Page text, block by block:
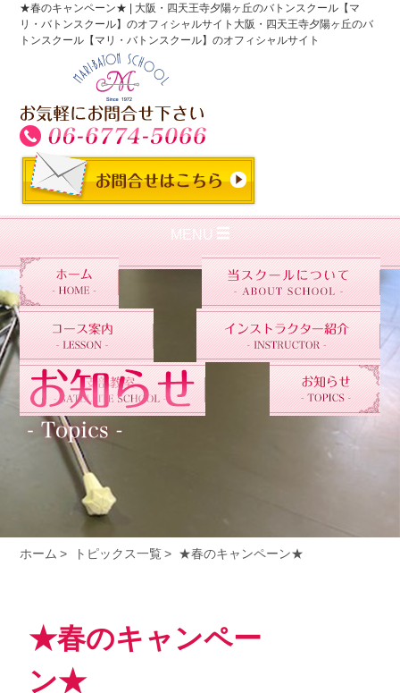
★春のキャンペーン★ | 大阪・四天王寺夕陽ヶ丘のバトンスクール【マ
リ・バトンスクール】のオフィシャルサイト大阪・四天王寺夕陽ヶ丘のバ
トンスクール【マリ・バトンスクール】のオフィシャルサイト
MENU
ホーム トピックス一覧 ★春のキャンペーン★
★春のキャンペー
ン★